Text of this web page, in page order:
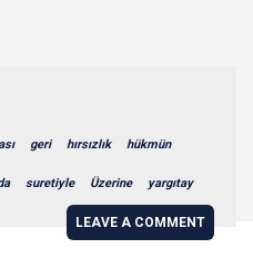
geri hırsızlık hükmün
suretiyle Üzerine yargıtay
LEAVE A COMMENT